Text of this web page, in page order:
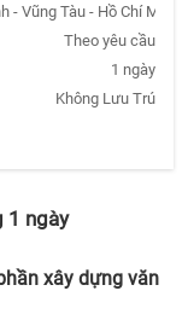
- Vũng Tàu - Hồ Chí Minh
Theo yêu cầu
1 ngày
Không Lưu Trú
1 ngày
xây dựng văn